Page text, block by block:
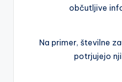
občutljive
Na primer, številne
potrjujejo